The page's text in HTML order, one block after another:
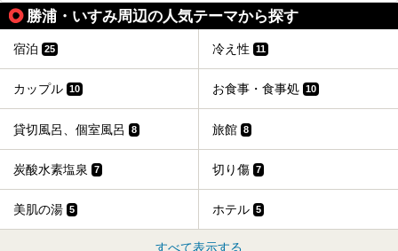
勝浦・いすみ周辺の人気テーマから探す
宿泊 25 冷え性 11
カップル 10 お食事・食事処 10
貸切風呂、個室風呂 8 旅館 8
炭酸水素塩泉 7 切り傷 7
美肌の湯 5 ホテル 5
すべて表示する